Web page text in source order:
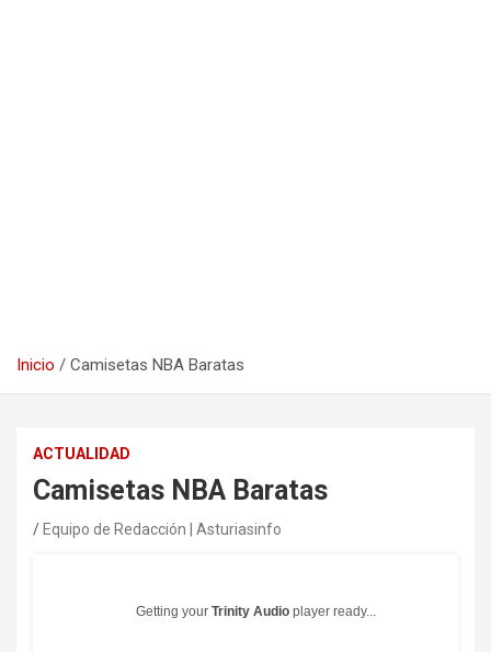
Inicio Camisetas NBA Baratas
ACTUALIDAD
Camisetas NBA Baratas
Equipo de Redacción | Asturiasinfo
Getting your Trinity Audio player ready...